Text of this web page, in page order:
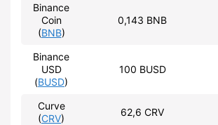
Binance
Coin
(BNB)
0,143 BNB
Binance
USD
(BUSD)
100 BUSD
Curve
(CRV)
62,6 CRV